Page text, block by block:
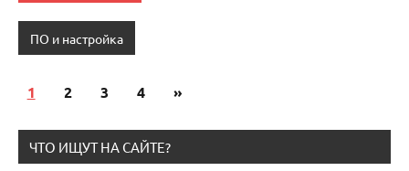
ПО и настройка
Пагинация
записей
1 2 3 4
Следующие
»
ЧТО ИЩУТ НА САЙТЕ?